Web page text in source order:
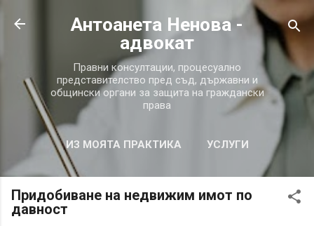
Пропускане към основното съдържание
Антоанета Ненова -
aдвокат
Правни консултации, процесуално
представителство пред съд, държавни и
общински органи за защита на граждански
права
ИЗ МОЯТА ПРАКТИКА УСЛУГИ
ВЪПРОСИ И ОТГОВОРИ ОЩЕ…
ЗА МЕН
Придобиване на недвижим имот по
давност